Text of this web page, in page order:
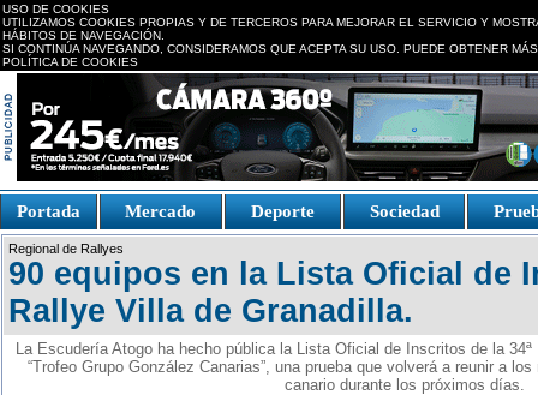
USO DE COOKIES
UTILIZAMOS COOKIES PROPIAS Y DE TERCEROS PARA MEJORAR EL SERVICIO Y
HÁBITOS DE NAVEGACIÓN.
SI CONTINÚA NAVEGANDO, CONSIDERAMOS QUE ACEPTA SU USO. PUEDE OBTENER
POLÍTICA DE COOKIES
replica watches canada
Portada Mercado Deporte Sociedad
Fake Watches
replica-
watch.is
Regional de Rallyes
90 equipos en la Lista Oficial de
Rallye Villa de Granadilla.
La Escudería Atogo ha hecho pública la Lista Oficial de Inscritos de la
“Trofeo Grupo González Canarias”, una prueba que volverá a reunir a
canario durante los próximos días.